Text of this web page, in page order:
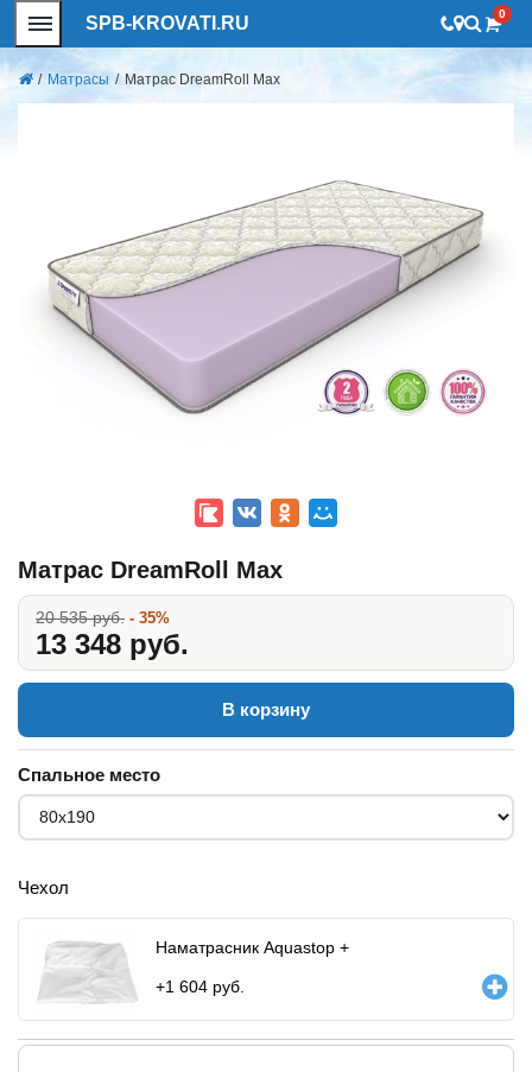
SPB-KROVATI.RU 0
/ Матрасы / Матрас DreamRoll Max
Матрас DreamRoll Max
20 535 руб. - 35%
13 348 руб.
В корзину
Спальное место
Чехол
Наматрасник Aquastop +
+1 604 руб.